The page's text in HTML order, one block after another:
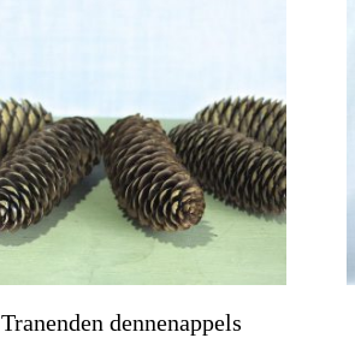
Tranenden dennenappels